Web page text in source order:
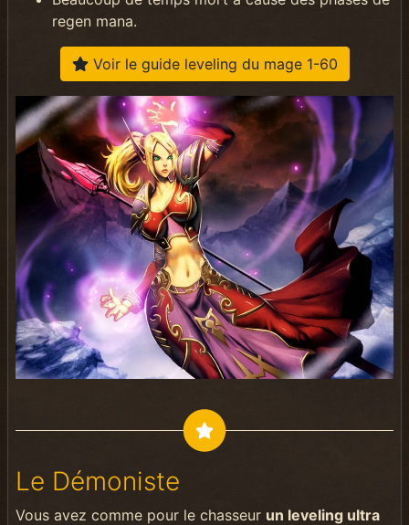
regen mana.
Voir le guide leveling du mage 1-60
Le Démoniste
Vous avez comme pour le chasseur un leveling ultra